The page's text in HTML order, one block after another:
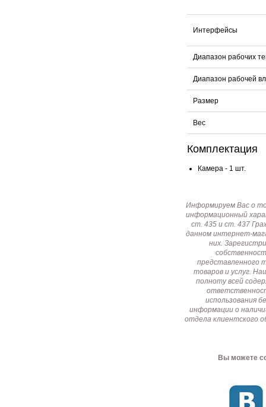
Интерфейсы
Диапазон рабочих
Диапазон рабочей
Размер
Вес
Комплектация
Камера - 1 шт.
Информируем Вас о
информационный
ст. 435 и ст. 437
данном интернет-
них.
представленного
товаров и услуг.
полноту всей
использования
информации о
отдела клиентского
Вы можете